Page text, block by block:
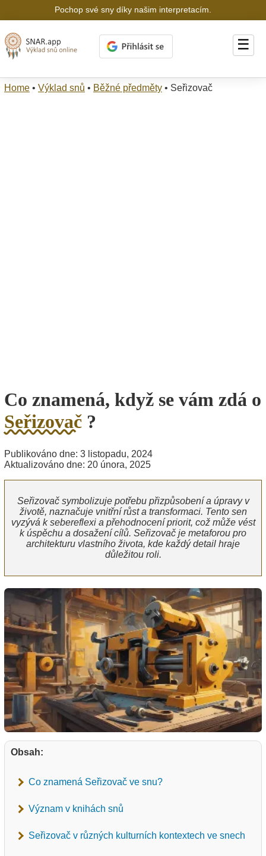
Pochop své sny díky našim interpretacím.
☰
Home • Výklad snů • Běžné předměty • Seřizovač
Co znamená, když se vám zdá o
Seřizovač ?
Publikováno dne: 3 listopadu, 2024
Aktualizováno dne: 20 února, 2025
Seřizovač symbolizuje potřebu přizpůsobení a úpravy v
životě, naznačuje vnitřní růst a transformaci. Tento sen
vyzývá k sebereflexi a přehodnocení priorit, což může vést
k úspěchu a dosažení cílů. Seřizovač je metaforou pro
architekturu vlastního života, kde každý detail hraje
důležitou roli.
Obsah:
Co znamená Seřizovač ve snu?
Význam v knihách snů
Seřizovač v různých kulturních kontextech ve snech